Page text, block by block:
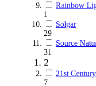
Rainbow
1
Solgar
29
Source
31
2
21st Century
7